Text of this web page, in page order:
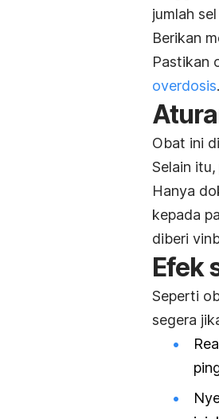
jumlah
Berikan
Pastikan
overdosis.
Obat ini
Selain
Hanya
kepada
diberi
Efek
Seperti
segera